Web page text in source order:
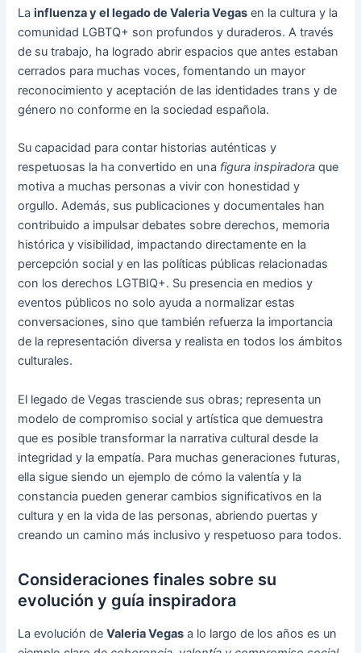
Lainfluenza y el legado de Valeria Vegas en la cultura y la
comunidad LGBTQ+ son profundos y duraderos. A través
de su trabajo, ha logrado abrir espacios que antes estaban
cerrados para muchas voces, fomentando un mayor
reconocimiento y aceptación de las identidades trans y de
género no conforme en la sociedad española.
Su capacidad para contar historias auténticas y
respetuosas la ha convertido en una figura inspiradora que
motiva a muchas personas a vivir con honestidad y
orgullo. Además, sus publicaciones y documentales han
contribuido a impulsar debates sobre derechos, memoria
histórica y visibilidad, impactando directamente en la
percepción social y en las políticas públicas relacionadas
con los derechos LGTBIQ+. Su presencia en medios y
eventos públicos no solo ayuda a normalizar estas
conversaciones, sino que también refuerza la importancia
de la representación diversa y realista en todos los ámbitos
culturales.
El legado de Vegas trasciende sus obras; representa un
modelo de compromiso social y artística que demuestra
que es posible transformar la narrativa cultural desde la
integridad y la empatía. Para muchas generaciones futuras,
ella sigue siendo un ejemplo de cómo la valentía y la
constancia pueden generar cambios significativos en la
cultura y en la vida de las personas, abriendo puertas y
creando un camino más inclusivo y respetuoso para todos.
Consideraciones finales sobre su
evolución y guía inspiradora
La evolución deValeria Vegas a lo largo de los años es un